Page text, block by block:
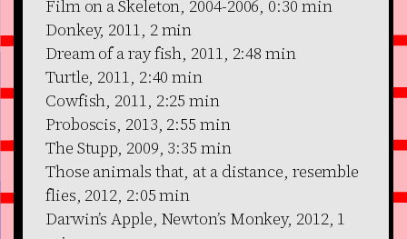
Film on a Skeleton, 2004-2006, 0:30 min
Donkey, 2011, 2 min
Dream of a ray fish, 2011, 2:48 min
Turtle, 2011, 2:40 min
Cowfish, 2011, 2:25 min
Proboscis, 2013, 2:55 min
The Stupp, 2009, 3:35 min
Those animals that, at a distance, resemble
flies, 2012, 2:05 min
Darwin’s Apple, Newton’s Monkey, 2012, 1